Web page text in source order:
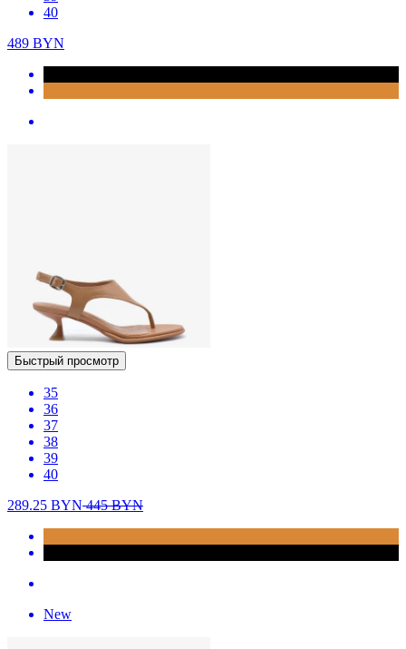
40
489 BYN
Быстрый просмотр
35
36
37
38
39
40
289.25 BYN445BYN
New